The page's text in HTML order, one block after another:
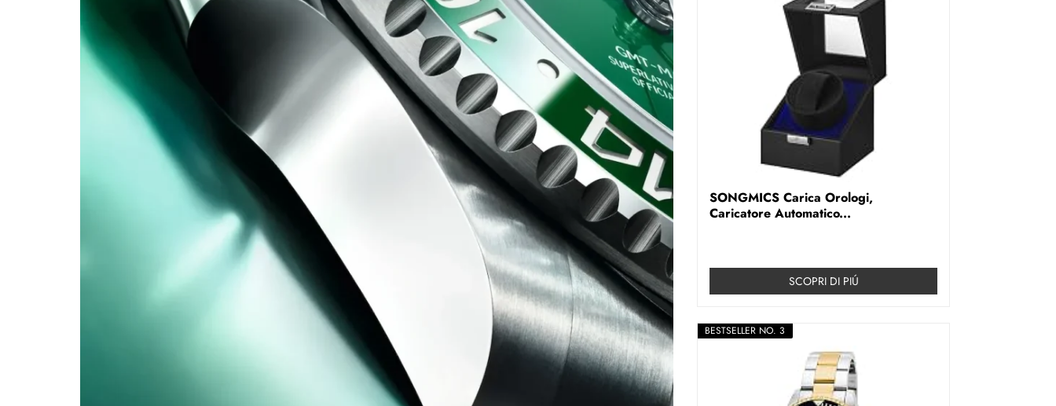
SONGMICS Carica Orologi,
Caricatore Automatico...
SCOPRI DI PIÚ
BESTSELLER NO. 3